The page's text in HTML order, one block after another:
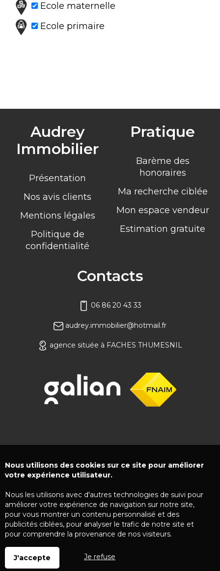
Ecole maternelle
Ecole primaire
Audrey
Immobilier
Présentation
Nos avis clients
Mentions légales
Politique de
confidentialité
Pratique
Barème des
honoraires
Ma recherche ciblée
Mon espace vendeur
Estimation gratuite
Contacts
06 86 20 43 33
audrey.immobilier@hotmail.fr
agence située à FACHES THUMESNIL
Nous utilisons des cookies sur ce site pour améliorer
votre expérience utilisateur.
Nous les utilisons avec d'autres technologies de suivi pour
améliorer votre expérience de navigation sur notre site,
pour vous montrer un contenu personnalisé et des
publicités ciblées, pour analyser le trafic de notre site et
pour comprendre la provenance de nos visiteurs.
J'accepte Je refuse